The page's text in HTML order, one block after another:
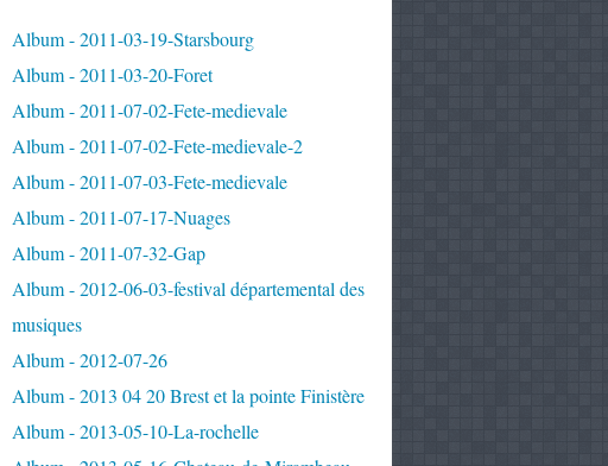
Album - 2011-03-19-Starsbourg
Album - 2011-03-20-Foret
Album - 2011-07-02-Fete-medievale
Album - 2011-07-02-Fete-medievale-2
Album - 2011-07-03-Fete-medievale
Album - 2011-07-17-Nuages
Album - 2011-07-32-Gap
Album - 2012-06-03-festival départemental des
musiques
Album - 2012-07-26
Album - 2013 04 20 Brest et la pointe Finistère
Album - 2013-05-10-La-rochelle